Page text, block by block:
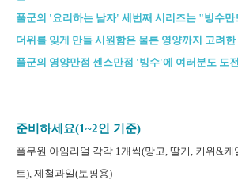
풀군의 '요리하는 남자' 세번째 시리즈는 "빙수
더위를 잊게 만들 시원함은 물론 영양까지 고려
풀군의 영양만점 센스만점 '빙수'에 여러분도 도
준비하세요(1~2인 기준)
풀무원 아임리얼 각각 1개씩(망고, 딸기, 키위&케
트), 제철과일(토핑용)